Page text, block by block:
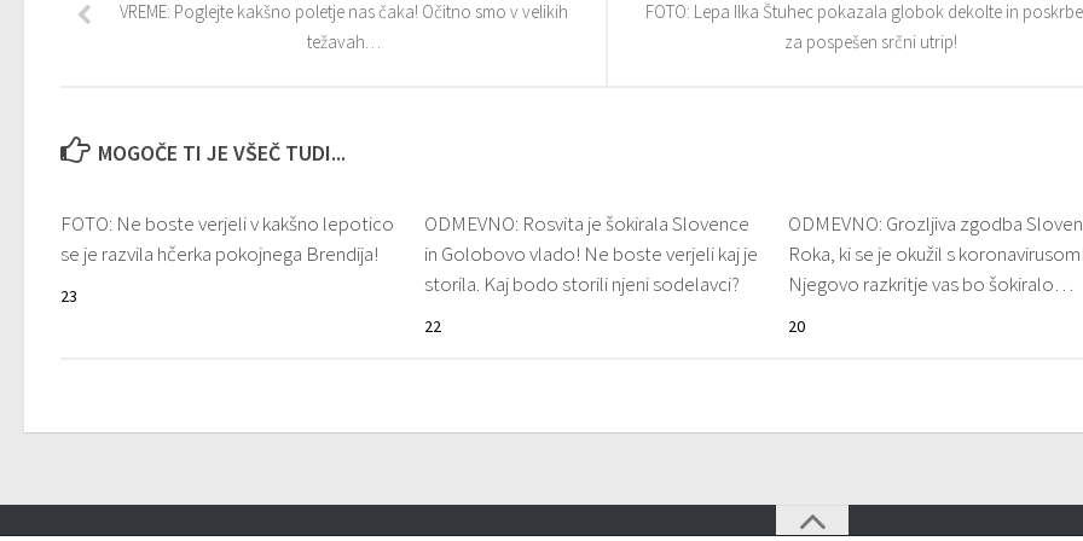
FOTO: Lepa Ilka Štuhec pokazala globok dekolte in
za pospešen srčni utrip!
VREME: Poglejte kakšno poletje nas čaka! Očitno smo v velikih
težavah…
MOGOČE TI JE VŠEČ TUDI...
FOTO: Ne boste verjeli v kakšno lepotico
se je razvila hčerka pokojnega Brendija!
23
ODMEVNO: Rosvita je šokirala Slovence
in Golobovo vlado! Ne boste verjeli kaj je
storila. Kaj bodo storili njeni sodelavci?
22
ODMEVNO: Grozljiva zgodba
Roka, ki se je okužil s koronavirusom!
Njegovo razkritje vas bo šokiralo…
20